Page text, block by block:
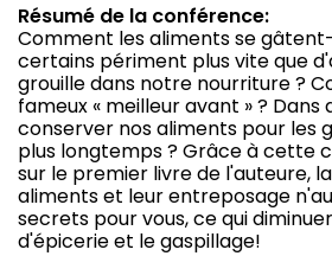
Résumé de la conférence:
Comment les aliments se
certains périment plus vite que
grouille dans notre nourriture ?
fameux « meilleur avant » ? Dans
conserver nos aliments pour les
plus longtemps ? Grâce à cette
sur le premier livre de l'auteure,
aliments et leur entreposage
secrets pour vous, ce qui
d'épicerie et le gaspillage!